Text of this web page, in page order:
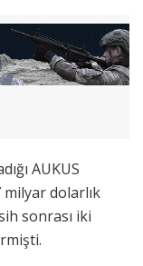
AUKUS
milyar dolarlık
sonrası iki